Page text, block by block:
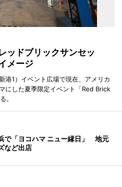
ッドブリックサンセッ
メージ
港1）イベント広場で現在、アメリカ
にした夏季限定イベント「Red Brick
。
で「ヨコハマ ニュー縁日」 地元
など出店